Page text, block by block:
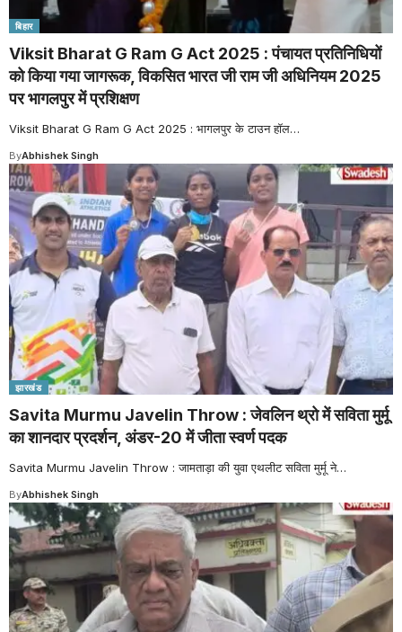
बिहार
Viksit Bharat G Ram G Act 2025 : पंचायत प्रतिनिधियों
को किया गया जागरूक, विकसित भारत जी राम जी अधिनियम 2025
पर भागलपुर में प्रशिक्षण
Viksit Bharat G Ram G Act 2025 : भागलपुर के टाउन हॉल…
ByAbhishek Singh
झारखंड
Savita Murmu Javelin Throw : जेवलिन थ्रो में सविता मुर्मू
का शानदार प्रदर्शन, अंडर-20 में जीता स्वर्ण पदक
Savita Murmu Javelin Throw : जामताड़ा की युवा एथलीट सविता मुर्मू ने…
ByAbhishek Singh